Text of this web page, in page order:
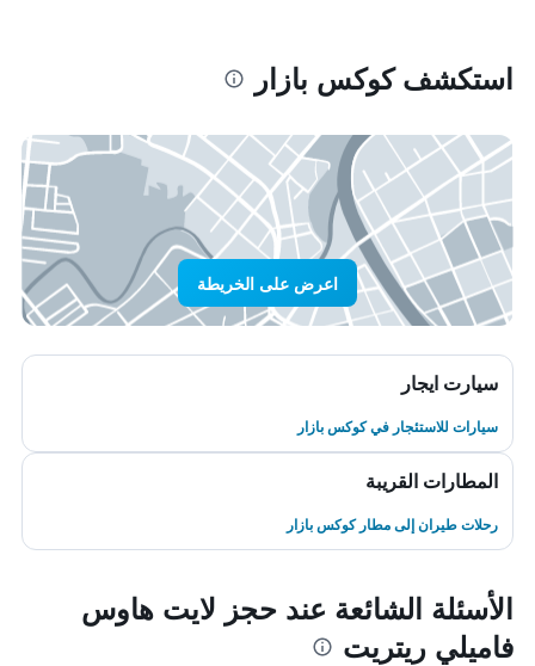
استكشف كوكس بازار
اعرض على الخريطة
سيارت ايجار
سيارات للاستئجار في كوكس بازار
المطارات القريبة
رحلات طيران إلى مطار كوكس بازار
الأسئلة الشائعة عند حجز لايت هاوس
فاميلي ريتريت